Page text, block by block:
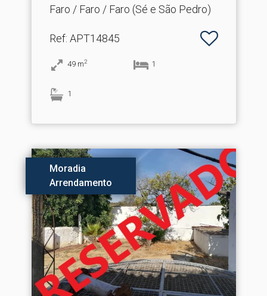
Faro / Faro / Faro (Sé e São Pedro)
Ref: APT14845
49 m2 1
1
Moradia
Arrendamento